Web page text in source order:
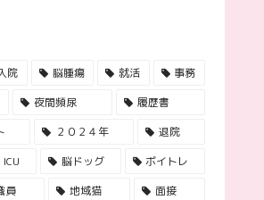
院 脳腫瘍 就活
事務
夜間頻尿
履歴書
２０２４年
退院
ICU 脳ドッグ
ボイトレ
員
地域猫
面接